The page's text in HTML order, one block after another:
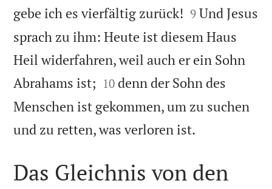
gebe ich es vierfältig zurück! 

9 Und Jesus
sprach zu ihm: Heute ist diesem Haus
Heil widerfahren, weil auch er ein Sohn
Abrahams ist; 

10 denn der Sohn des
Menschen ist gekommen, um zu suchen
und zu retten, was verloren ist.
Das Gleichnis von den